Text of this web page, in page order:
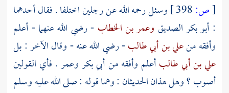
[ص:
وسئل رحمه الله عن رجلين اختلفا . فقال أحدهما
: أبو بكر الصديق وعمر بن الخطاب - رضي الله عنهما - أعلم
وأفقه منعلي بن أبي طالب- رضي الله عنه - وقال الآخر : بل
علي بن أبي طالبأعلم وأفقه منأبي بكروعمر. فأي القولين
أصوب ؟ وهل هذان الحديثان : وهما قوله : صلى الله عليه وسلم